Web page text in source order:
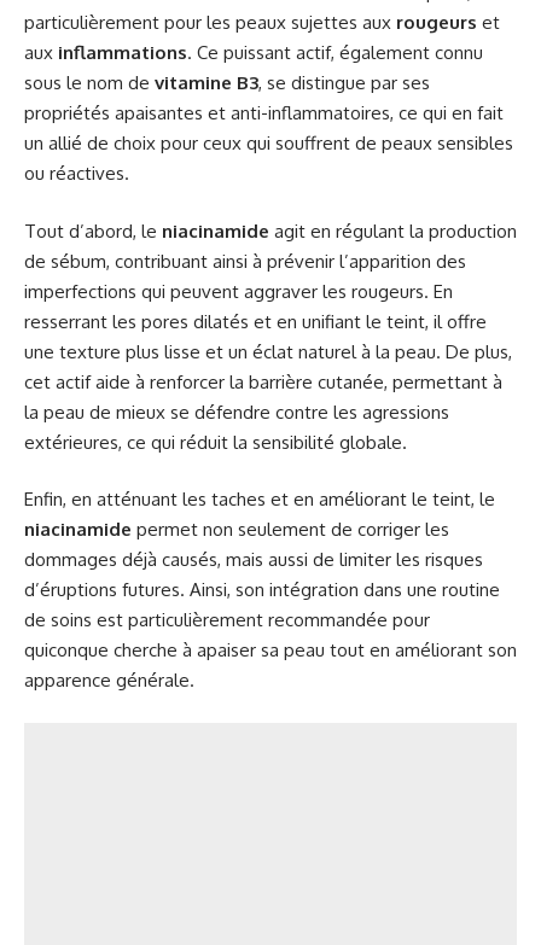
particulièrement pour les peaux sujettes aux rougeurs et
aux inflammations. Ce puissant actif, également connu
sous le nom de vitamine B3, se distingue par ses
propriétés apaisantes et anti-inflammatoires, ce qui en fait
un allié de choix pour ceux qui souffrent de peaux sensibles
ou réactives.
Tout d’abord, le niacinamide agit en régulant la production
de sébum, contribuant ainsi à prévenir l’apparition des
imperfections qui peuvent aggraver les rougeurs. En
resserrant les pores dilatés et en unifiant le teint, il offre
une texture plus lisse et un éclat naturel à la peau. De plus,
cet actif aide à renforcer la barrière cutanée, permettant à
la peau de mieux se défendre contre les agressions
extérieures, ce qui réduit la sensibilité globale.
Enfin, en atténuant les taches et en améliorant le teint, le
niacinamide permet non seulement de corriger les
dommages déjà causés, mais aussi de limiter les risques
d’éruptions futures. Ainsi, son intégration dans une routine
de soins est particulièrement recommandée pour
quiconque cherche à apaiser sa peau tout en améliorant son
apparence générale.